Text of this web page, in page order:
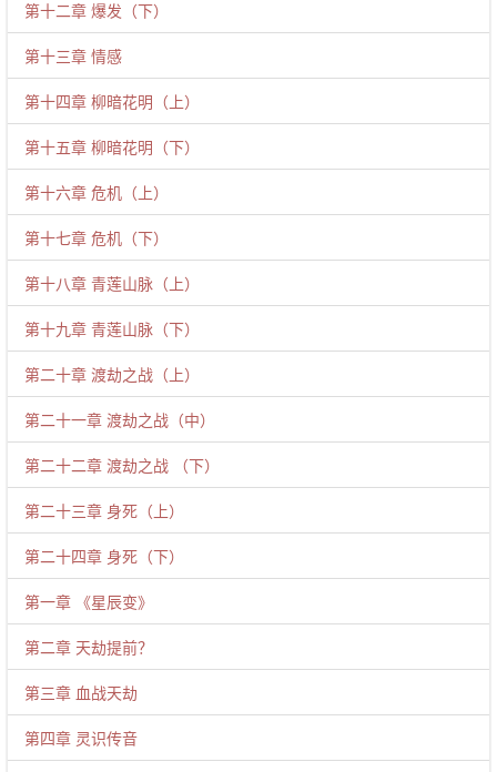
第十二章 爆发（下）
第十三章 情感
第十四章 柳暗花明（上）
第十五章 柳暗花明（下）
第十六章 危机（上）
第十七章 危机（下）
第十八章 青莲山脉（上）
第十九章 青莲山脉（下）
第二十章 渡劫之战（上）
第二十一章 渡劫之战（中）
第二十二章 渡劫之战 （下）
第二十三章 身死（上）
第二十四章 身死（下）
第一章 《星辰变》
第二章 天劫提前？
第三章 血战天劫
第四章 灵识传音